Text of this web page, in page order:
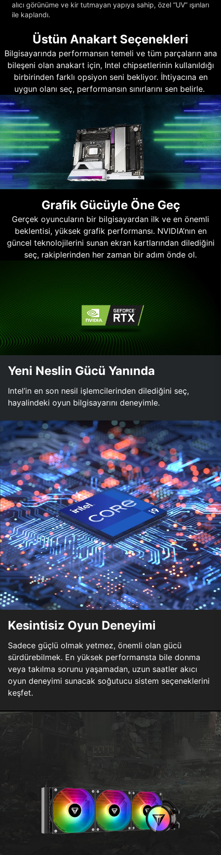
alıcı görünüme ve kir tutmayan yapıya sahip, özel “UV” ışınları
ile kaplandı.
Üstün Anakart Seçenekleri
Bilgisayarında performansın temeli ve tüm parçaların ana
bileşeni olan anakart için, Intel chipsetlerinin kullanıldığı
birbirinden farklı opsiyon seni bekliyor. İhtiyacına en
uygun olanı seç, performansın sınırlarını sen belirle.
Grafik Gücüyle Öne Geç
Gerçek oyuncuların bir bilgisayardan ilk ve en önemli
beklentisi, yüksek grafik performansı. NVIDIA’nın en
güncel teknolojilerini sunan ekran kartlarından dilediğini
seç, rakiplerinden her zaman bir adım önde ol.
Yeni Neslin Gücü Yanında
Intel’in en son nesil işlemcilerinden dilediğini seç,
hayalindeki oyun bilgisayarını deneyimle.
Kesintisiz Oyun Deneyimi
Sadece güçlü olmak yetmez, önemli olan gücü
sürdürebilmek. En yüksek performansta bile donma
veya takılma sorunu yaşamadan, uzun saatler akıcı
oyun deneyimi sunacak soğutucu sistem seçeneklerini
keşfet.